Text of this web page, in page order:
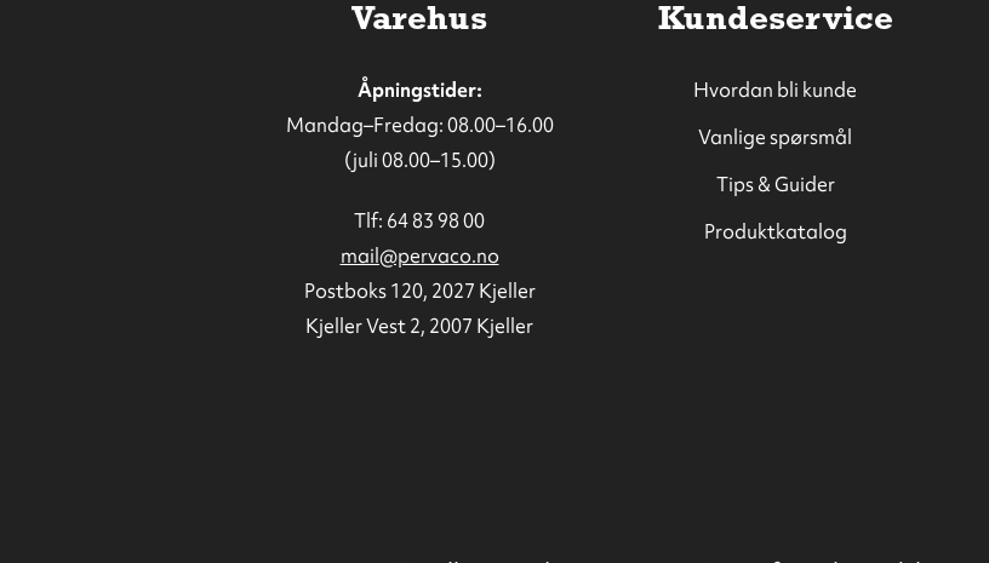
Varehus
Åpningstider:
Mandag–Fredag: 08.00–16.00
(juli 08.00–15.00)
Tlf: 64 83 98 00
mail@pervaco.no
Postboks 120, 2027 Kjeller
Kjeller Vest 2, 2007 Kjeller
Kundeservice
Hvordan bli kunde
Vanlige spørsmål
Tips & Guider
Produktkatalog